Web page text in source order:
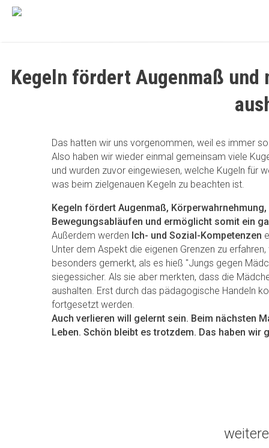
Kegeln fördert Augenmaß und
Das hatten wir uns vorgenommen, weil es immer
Also haben wir wieder einmal gemeinsam viele
und wurden zuvor eingewiesen, welche Kugeln für
was beim zielgenauen Kegeln zu beachten ist.
Kegeln fördert Augenmaß,
Bewegungsabläufen und ermöglicht somit ein
Außerdem werden Ich- und Sozial-Kompetenzen
Unter dem Aspekt die eigenen Grenzen zu
besonders gemerkt, als es hieß "Jungs gegen
siegessicher. Als sie aber merkten, dass die
aushalten. Erst durch das pädagogische Handeln
fortgesetzt werden.
Auch verlieren will gelernt sein. Beim nächsten
Leben. Schön bleibt es trotzdem. Das haben wir